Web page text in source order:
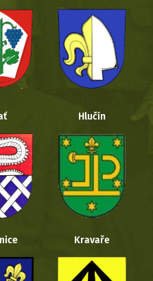
Hlučín
Kravaře